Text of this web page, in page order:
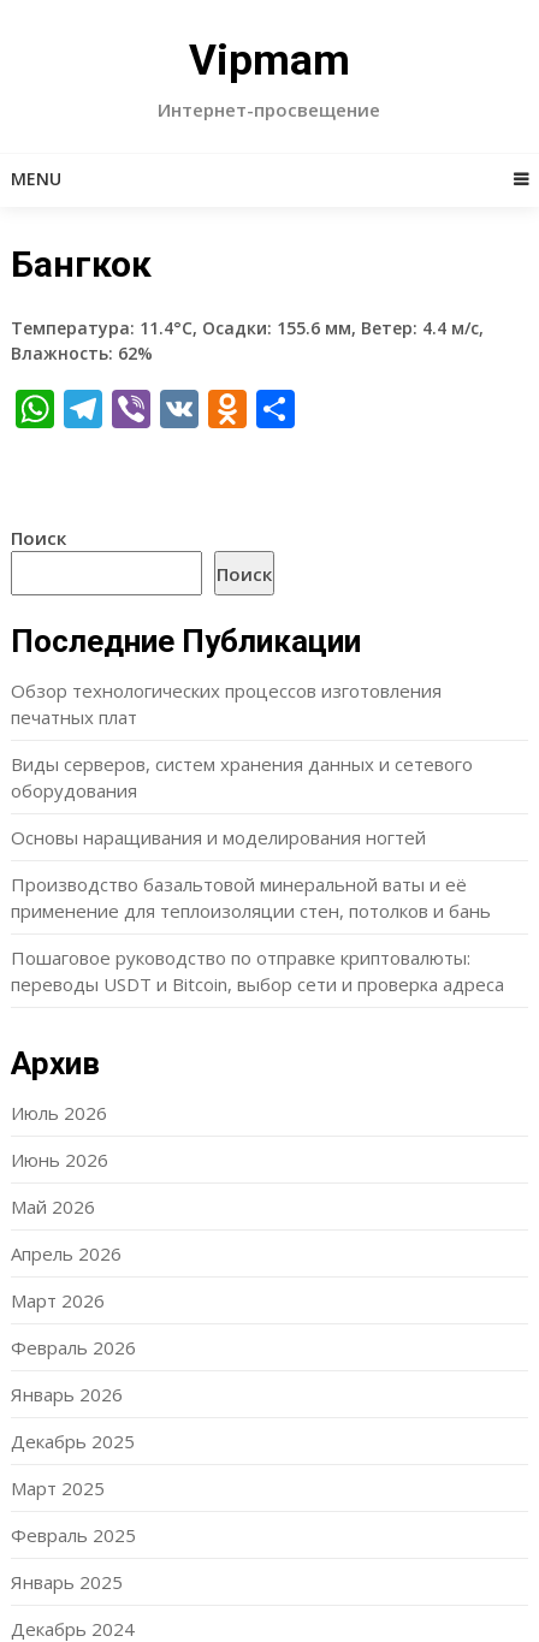
Vipmam
Интернет-просвещение
MENU
Бангкок
Температура: 11.4°C, Осадки: 155.6 мм, Ветер: 4.4 м/с,
Влажность: 62%
WhatsApp
Telegram
Viber
VKOdnoklassniki
Отправить
Поиск
Поиск
Последние Публикации
Обзор технологических процессов изготовления
печатных плат
Виды серверов, систем хранения данных и сетевого
оборудования
Основы наращивания и моделирования ногтей
Производство базальтовой минеральной ваты и её
применение для теплоизоляции стен, потолков и бань
Пошаговое руководство по отправке криптовалюты:
переводы USDT и Bitcoin, выбор сети и проверка адреса
Архив
Июль 2026
Июнь 2026
Май 2026
Апрель 2026
Март 2026
Февраль 2026
Январь 2026
Декабрь 2025
Март 2025
Февраль 2025
Январь 2025
Декабрь 2024